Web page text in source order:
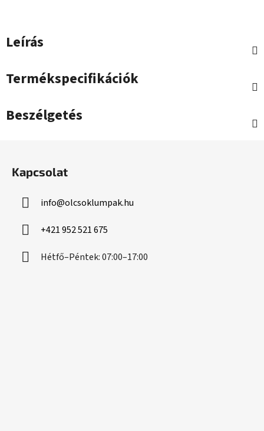
Leírás
Termékspecifikációk
Beszélgetés
Kapcsolat
info@olcsoklumpak.hu
+421 952 521 675
Hétfő–Péntek: 07:00–17:00